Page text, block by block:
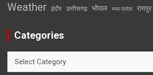
Weather इंदौर छत्तीसगढ़ भोपाल मध्य प्रदेश रायपुर
Categories